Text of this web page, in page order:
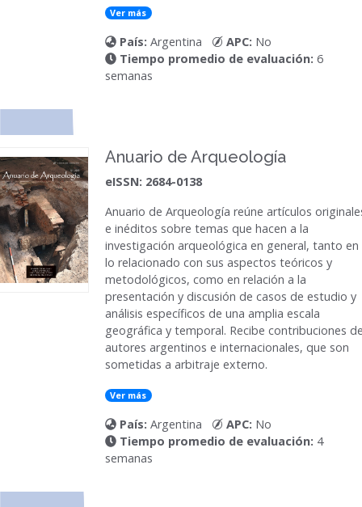
Ver más
País: Argentina APC: No
Tiempo promedio de evaluación: 6
semanas
Anuario de Arqueología
eISSN: 2684-0138
Anuario de Arqueología reúne artículos
e inéditos sobre temas que hacen a la
investigación arqueológica en general, tanto en
lo relacionado con sus aspectos teóricos y
metodológicos, como en relación a la
presentación y discusión de casos de estudio y
análisis específicos de una amplia escala
geográfica y temporal. Recibe contribuciones
autores argentinos e internacionales, que son
sometidas a arbitraje externo.
Ver más
País: Argentina APC: No
Tiempo promedio de evaluación: 4
semanas